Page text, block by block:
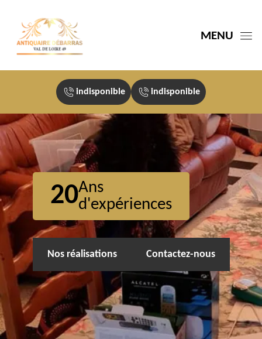
MENU
indisponible indisponible
20Ans
d'expériences
Nos réalisations Contactez-nous